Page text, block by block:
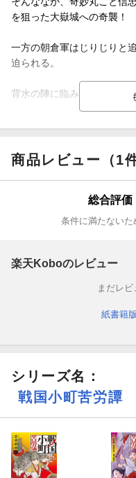
を狙った大嶽城への奇襲！
一方の朝倉軍はじりじりと
迫られる。
背水の陣に臨み、当主・朝
商品レビュー（1件
総合評価
条件に満たないた
楽天Koboのレビュー
まだレビ
紙書籍
シリーズ名：
戦国小町苦労譚